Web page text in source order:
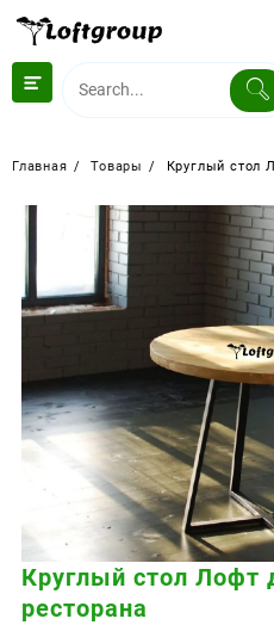
содержимому
Главная Товары Круглый стол
Круглый стол Лофт
ресторана